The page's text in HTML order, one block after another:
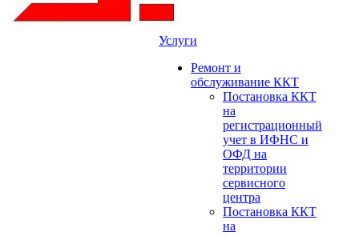
Услуги
Ремонт и
обслуживание ККТ
Постановка ККТ
на
регистрационный
учет в ИФНС и
ОФД на
территории
сервисного
центра
Постановка ККТ
на